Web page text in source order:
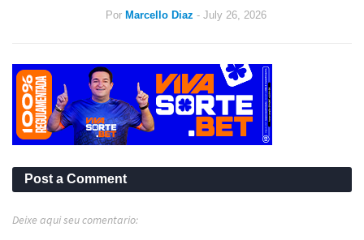
Por Marcello Diaz - July 26, 2026
Post a Comment
Deixe aqui seu comentario: